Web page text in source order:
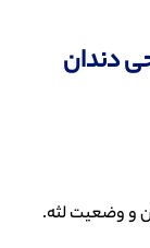
دندان
و وضعیت لثه.